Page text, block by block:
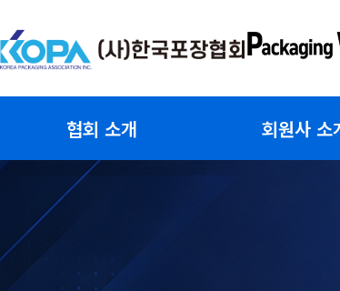
텐
츠
협회 소개 회원사 소